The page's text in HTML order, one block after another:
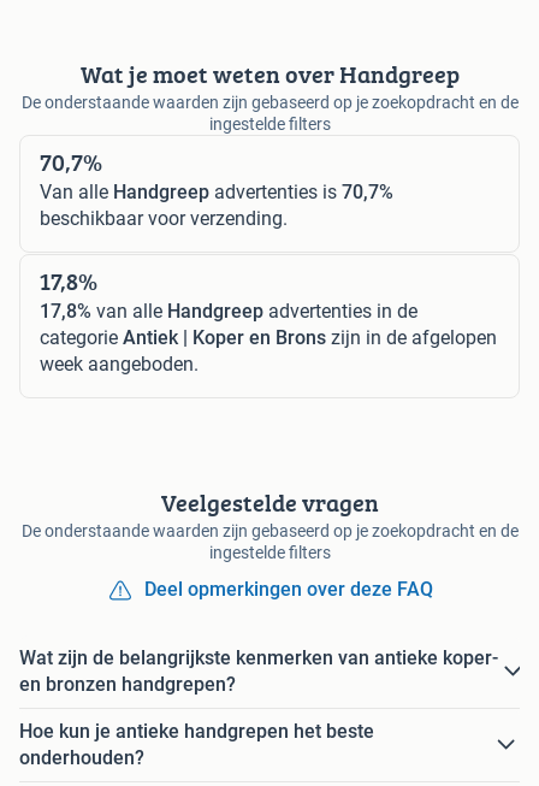
Wat je moet weten over Handgreep
De onderstaande waarden zijn gebaseerd op je zoekopdracht en de
ingestelde filters
70,7%
Van alle Handgreep advertenties is 70,7%
beschikbaar voor verzending.
17,8%
17,8% van alle Handgreep advertenties in de
categorie Antiek | Koper en Brons zijn in de afgelopen
week aangeboden.
Veelgestelde vragen
De onderstaande waarden zijn gebaseerd op je zoekopdracht en de
ingestelde filters
Deel opmerkingen over deze FAQ
Wat zijn de belangrijkste kenmerken van antieke koper-
en bronzen handgrepen?
Hoe kun je antieke handgrepen het beste
onderhouden?